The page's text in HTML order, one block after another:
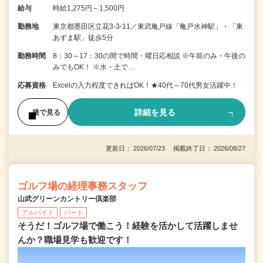
給与 時給1,275円～1,500円
勤務地
東京都墨田区立花3-3-11／東武亀戸線「亀戸水神駅」・「東
あずま駅」徒歩5分
勤務時間
8：30～17：30の間で時間・曜日応相談 ※午前のみ・午後の
みでもOK！ ※水・土で…
応募資格 Excelの入力程度できればOK！★40代～70代男女活躍中！
後で見る 詳細を見る
更新日： 2026/07/23 掲載終了日： 2026/08/27
ゴルフ場の経理事務スタッフ
山武グリーンカントリー倶楽部
アルバイト パート
そうだ！ゴルフ場で働こう！経験を活かして活躍しませ
んか？職場見学も歓迎です！